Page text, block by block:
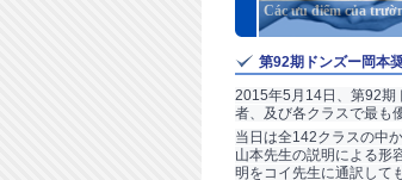
Các ưu điểm của
第92期ドンズー岡本
2015年5月14日、第92期
者、及び各クラスで最も
当日は全142クラスの中
山本先生の説明による形
明をコイ先生に通訳して